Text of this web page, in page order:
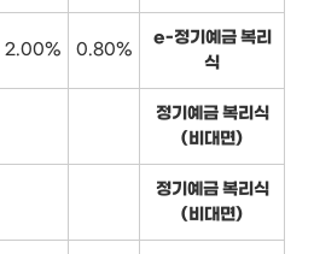
2.00% 0.80%
e-정기예금 복리
식
정기예금 복리식
(비대면)
정기예금 복리식
(비대면)